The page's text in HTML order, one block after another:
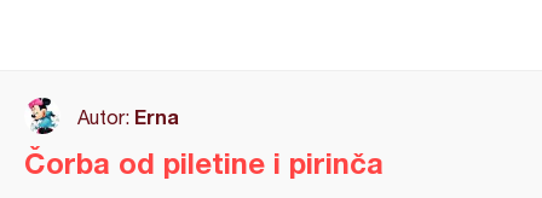
Autor: Erna
Čorba od piletine i pirinča